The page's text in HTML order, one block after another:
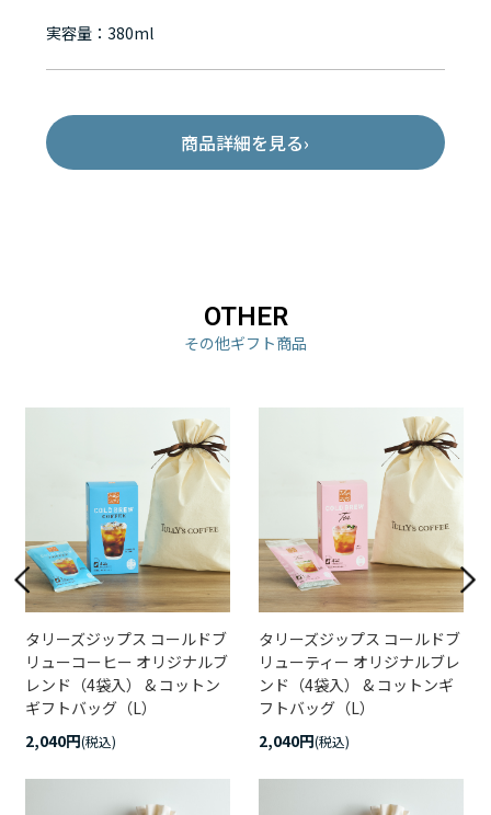
実容量：380ml
商品詳細を見る›
OTHER
その他ギフト商品
タリーズジップス コールドブ
リューコーヒー オリジナルブ
レンド（4袋入） & コットン
ギフトバッグ（L）
2,040円(税込)
タリーズジップス コールドブ
リューティー オリジナルブレ
ンド（4袋入） & コットンギ
フトバッグ（L）
2,040円(税込)